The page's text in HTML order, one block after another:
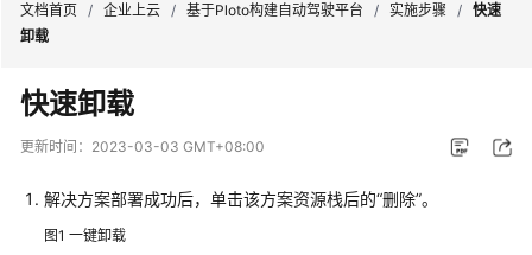
SAP
监
控
CDN
载
文档首页 / 企业上云 / 基于Ploto构建自动驾驶平台 / 实施步骤 / 快速
卸载
快速卸载
更新时间： 2023-03-03 GMT+08:00
解决方案部署成功后，单击该方案资源栈后的“删除”。
图1 一键卸载